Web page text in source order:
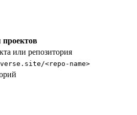
или репозитория
<repo-name>